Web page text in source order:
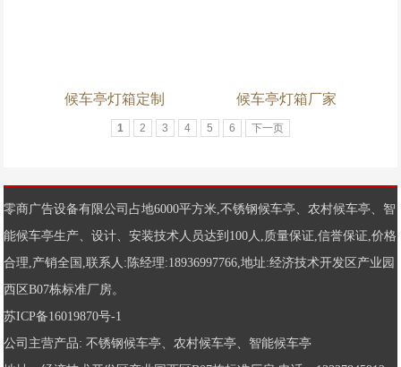
候车亭灯箱定制 候车亭灯箱厂家
1 2 3 4 5 6 下一页
零商广告设备有限公司占地6000平方米,不锈钢候车亭 农村候车亭
智
能候车亭生产、设计、安装技术人员达到100人,质量保证,信誉保证,价格
合理,产销全国,联系人:陈经理:18936997766,地址:经济技术开发区产业园
西区B07栋标准厂房。
苏ICP备16019870号-1
公司主营产品:不锈钢候车亭 农村候车亭
智能候车亭